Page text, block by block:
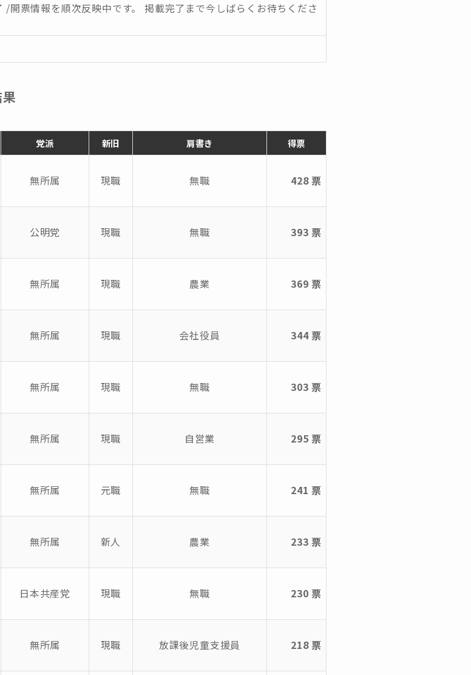
/開票情報を順次反映中です。 掲載完了まで今しばらくお待ちくださ
党派 新旧 肩書き 得票
無所属 現職 無職 428 票
公明党 現職 無職 393 票
無所属 現職 農業 369 票
無所属 現職 会社役員 344 票
無所属 現職 無職 303 票
無所属 現職 自営業 295 票
無所属 元職 無職 241 票
無所属 新人 農業 233 票
日本共産党 現職 無職 230 票
無所属 現職 放課後児童支援員 218 票